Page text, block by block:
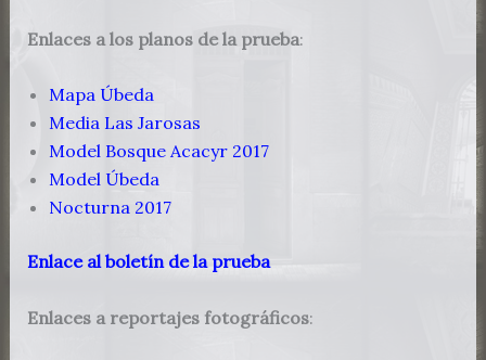
Enlaces a los planos de la prueba:
Mapa Úbeda
Media Las Jarosas
Model Bosque Acacyr 2017
Model Úbeda
Nocturna 2017
Enlace al boletín de la prueba
Enlaces a reportajes fotográficos: